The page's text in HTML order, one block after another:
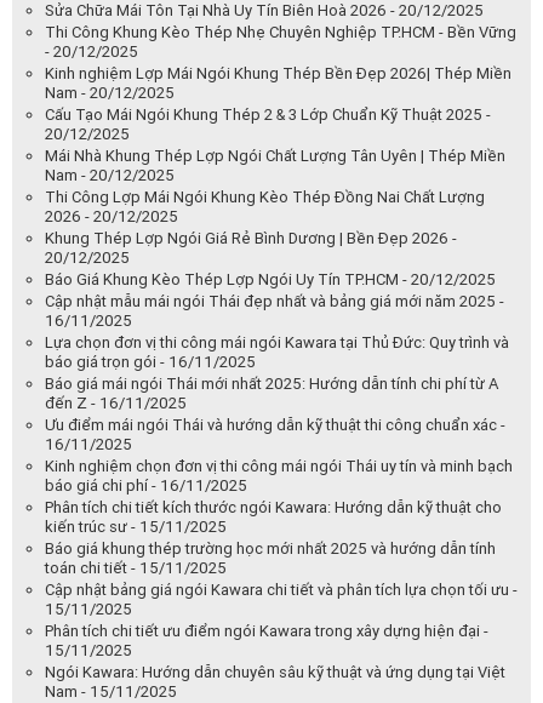
Sửa Chữa Mái Tôn Tại Nhà Uy Tín Biên Hoà 2026 - 20/12/2025
Thi Công Khung Kèo Thép Nhẹ Chuyên Nghiệp TP.HCM - Bền Vững
- 20/12/2025
Kinh nghiệm Lợp Mái Ngói Khung Thép Bền Đẹp 2026| Thép Miền
Nam - 20/12/2025
Cấu Tạo Mái Ngói Khung Thép 2 & 3 Lớp Chuẩn Kỹ Thuật 2025 -
20/12/2025
Mái Nhà Khung Thép Lợp Ngói Chất Lượng Tân Uyên | Thép Miền
Nam - 20/12/2025
Thi Công Lợp Mái Ngói Khung Kèo Thép Đồng Nai Chất Lượng
2026 - 20/12/2025
Khung Thép Lợp Ngói Giá Rẻ Bình Dương | Bền Đẹp 2026 -
20/12/2025
Báo Giá Khung Kèo Thép Lợp Ngói Uy Tín TP.HCM - 20/12/2025
Cập nhật mẫu mái ngói Thái đẹp nhất và bảng giá mới năm 2025 -
16/11/2025
Lựa chọn đơn vị thi công mái ngói Kawara tại Thủ Đức: Quy trình và
báo giá trọn gói - 16/11/2025
Báo giá mái ngói Thái mới nhất 2025: Hướng dẫn tính chi phí từ A
đến Z - 16/11/2025
Ưu điểm mái ngói Thái và hướng dẫn kỹ thuật thi công chuẩn xác -
16/11/2025
Kinh nghiệm chọn đơn vị thi công mái ngói Thái uy tín và minh bạch
báo giá chi phí - 16/11/2025
Phân tích chi tiết kích thước ngói Kawara: Hướng dẫn kỹ thuật cho
kiến trúc sư - 15/11/2025
Báo giá khung thép trường học mới nhất 2025 và hướng dẫn tính
toán chi tiết - 15/11/2025
Cập nhật bảng giá ngói Kawara chi tiết và phân tích lựa chọn tối ưu -
15/11/2025
Phân tích chi tiết ưu điểm ngói Kawara trong xây dựng hiện đại -
15/11/2025
Ngói Kawara: Hướng dẫn chuyên sâu kỹ thuật và ứng dụng tại Việt
Nam - 15/11/2025